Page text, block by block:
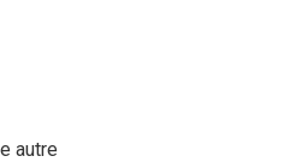
autre